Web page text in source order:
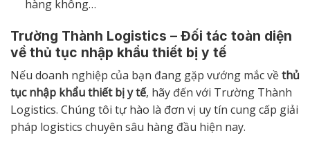
hàng không…
Trường Thành Logistics – Đối tác toàn diện
về thủ tục nhập khẩu thiết bị y tế
Nếu doanh nghiệp của bạn đang gặp vướng mắc vềthủ
tục nhập khẩu thiết bị y tế, hãy đến với Trường Thành
Logistics. Chúng tôi tự hào là đơn vị uy tín cung cấp giải
pháp logistics chuyên sâu hàng đầu hiện nay.